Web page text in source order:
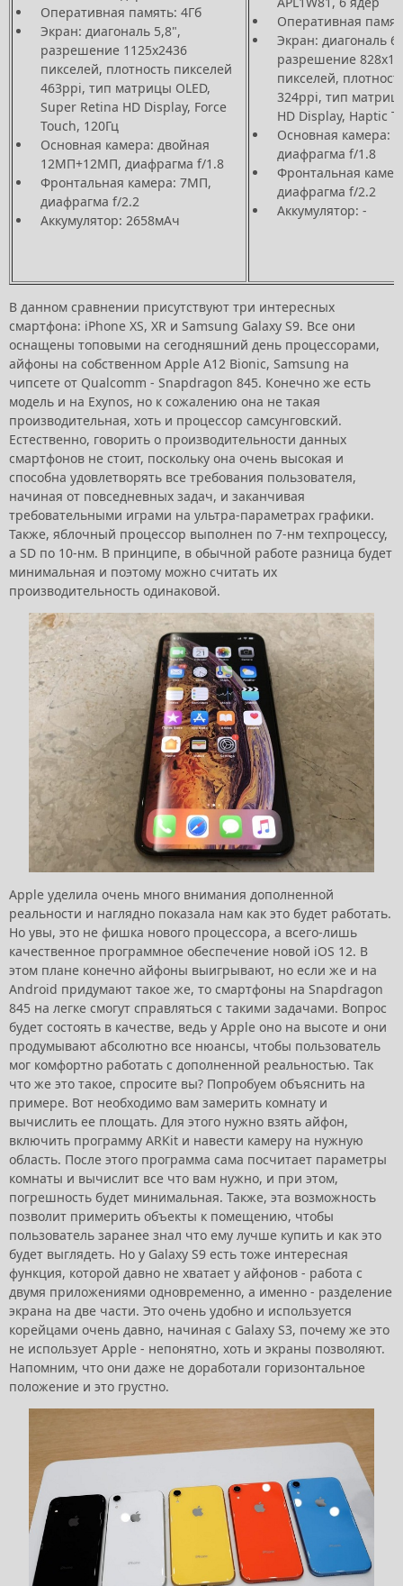
Оперативная память: 4Гб
Экран: диагональ 5,8",
разрешение 1125x2436
пикселей, плотность пикселей
463ppi, тип матрицы OLED,
Super Retina HD Display, Force
Touch, 120Гц
Основная камера: двойная
12МП+12МП, диафрагма f/1.8
Фронтальная камера: 7МП,
диафрагма f/2.2
Аккумулятор: 2658мАч
Оперативная
Экран: диагональ
разрешение
пикселей,
324ppi, тип
HD Display, Haptic
Основная камера:
диафрагма f/1.8
Фронтальная
диафрагма f/2.2
Аккумулятор: -
В данном сравнении присутствуют три интересных
смартфона: iPhone XS, XR и Samsung Galaxy S9. Все они
оснащены топовыми на сегодняшний день процессорами,
айфоны на собственном Apple A12 Bionic, Samsung на
чипсете от Qualcomm - Snapdragon 845. Конечно же есть
модель и на Exynos, но к сожалению она не такая
производительная, хоть и процессор самсунговский.
Естественно, говорить о производительности данных
смартфонов не стоит, поскольку она очень высокая и
способна удовлетворять все требования пользователя,
начиная от повседневных задач, и заканчивая
требовательными играми на ультра-параметрах графики.
Также, яблочный процессор выполнен по 7-нм техпроцессу,
а SD по 10-нм. В принципе, в обычной работе разница будет
минимальная и поэтому можно считать их
производительность одинаковой.
Apple уделила очень много внимания дополненной
реальности и наглядно показала нам как это будет работать.
Но увы, это не фишка нового процессора, а всего-лишь
качественное программное обеспечение новой iOS 12. В
этом плане конечно айфоны выигрывают, но если же и на
Android придумают такое же, то смартфоны на Snapdragon
845 на легке смогут справляться с такими задачами. Вопрос
будет состоять в качестве, ведь у Apple оно на высоте и они
продумывают абсолютно все нюансы, чтобы пользователь
мог комфортно работать с дополненной реальностью. Так
что же это такое, спросите вы? Попробуем объяснить на
примере. Вот необходимо вам замерить комнату и
вычислить ее площать. Для этого нужно взять айфон,
включить программу ARKit и навести камеру на нужную
область. После этого программа сама посчитает параметры
комнаты и вычислит все что вам нужно, и при этом,
погрешность будет минимальная. Также, эта возможность
позволит примерить объекты к помещению, чтобы
пользователь заранее знал что ему лучше купить и как это
будет выглядеть. Но у Galaxy S9 есть тоже интересная
функция, которой давно не хватает у айфонов - работа с
двумя приложениями одновременно, а именно - разделение
экрана на две части. Это очень удобно и используется
корейцами очень давно, начиная с Galaxy S3, почему же это
не использует Apple - непонятно, хоть и экраны позволяют.
Напомним, что они даже не доработали горизонтальное
положение и это грустно.